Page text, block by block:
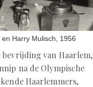
Harry Mulisch, 1956
bevrijding van Haarlem,
na de Olympische
Haarlemmers,